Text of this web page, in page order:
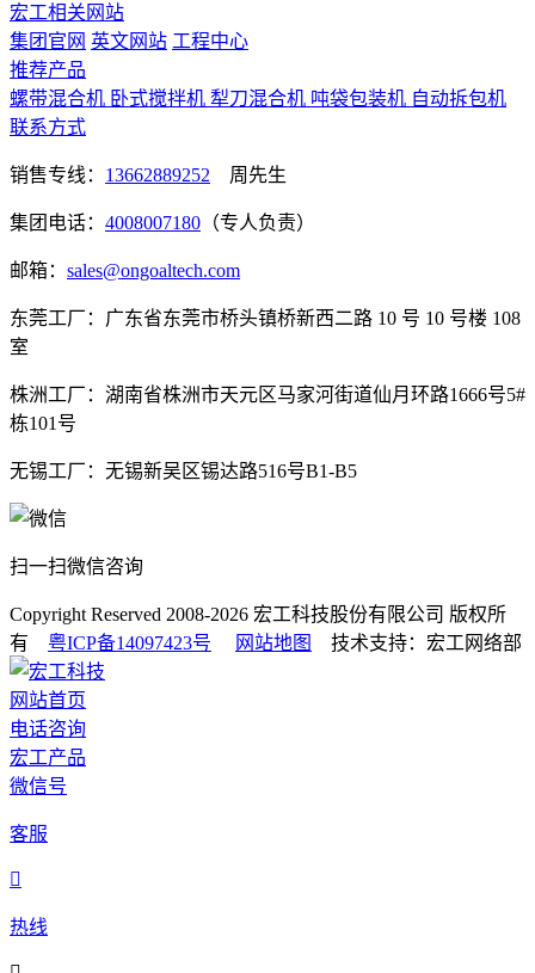
宏工相关网站
集团官网 英文网站 工程中心
推荐产品
螺带混合机 卧式搅拌机 犁刀混合机 吨袋包装机 自动拆包机
联系方式
销售专线： 13662889252 周先生
集团电话： 4008007180 （专人负责）
邮箱： sales@ongoaltech.com
东莞工厂：广东省东莞市桥头镇桥新西二路 10 号 10 号楼 108
室
株洲工厂：湖南省株洲市天元区马家河街道仙月环路1666号5#
栋101号
无锡工厂：无锡新吴区锡达路516号B1-B5
扫一扫微信咨询
Copyright Reserved 2008-2026 宏工科技股份有限公司 版权所
有 粤ICP备14097423号 网站地图 技术支持：宏工网络部
网站首页
电话咨询
宏工产品
微信号
客服

热线